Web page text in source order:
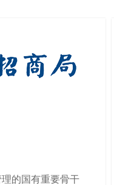
的国有重要骨干